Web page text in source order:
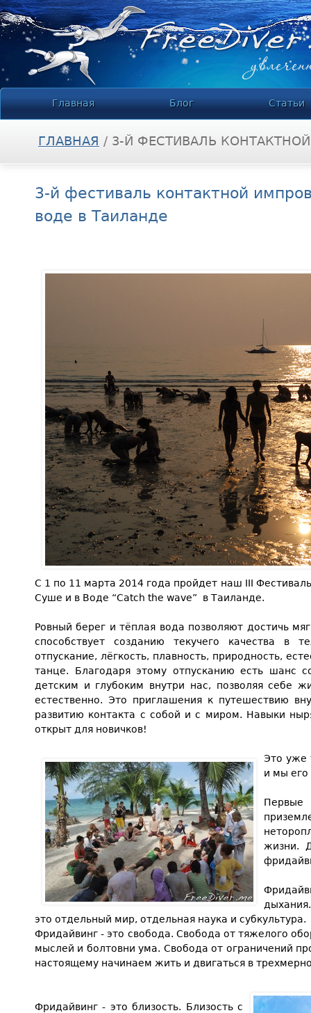
Jump to navigation
ВЫ ЗДЕСЬ
ГЛАВНАЯ / 3-Й ФЕСТИВАЛЬ
3-й фестиваль контактной
воде в Таиланде
С 1 по 11 марта 2014 года пройдет наш III
Суше и в Воде “Catch the wave” в Таиланде.
Ровный берег и тёплая вода позволяют достичь
способствует созданию текучего качества в
отпускание, лёгкость, плавность, природность,
танце. Благодаря этому отпусканию есть шанс
детским и глубоким внутри нас, позволяя себе
естественно. Это приглашения к путешествию
развитию контакта с собой и с миром. Навыки
открыт для новичков!
Это уже
и мы
жизни.
это отдельный мир, отдельная наука и субкультура.
Фридайвинг - это свобода. Свобода от тяжелого
мыслей и болтовни ума. Свобода от ограничений
настоящему начинаем жить и двигаться в
Фридайвинг - это близость. Близость с
Главная Блог Статьи